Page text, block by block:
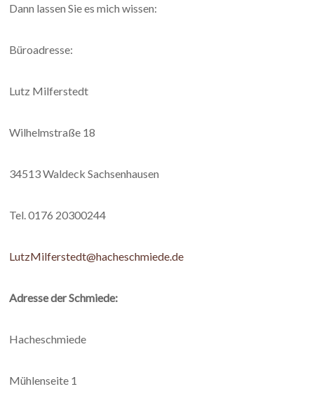
Dann lassen Sie es mich wissen:
Büroadresse:
Lutz Milferstedt
Wilhelmstraße 18
34513 Waldeck Sachsenhausen
Tel. 0176 20300244
LutzMilferstedt@hacheschmiede.de
Adresse der Schmiede:
Hacheschmiede
Mühlenseite 1